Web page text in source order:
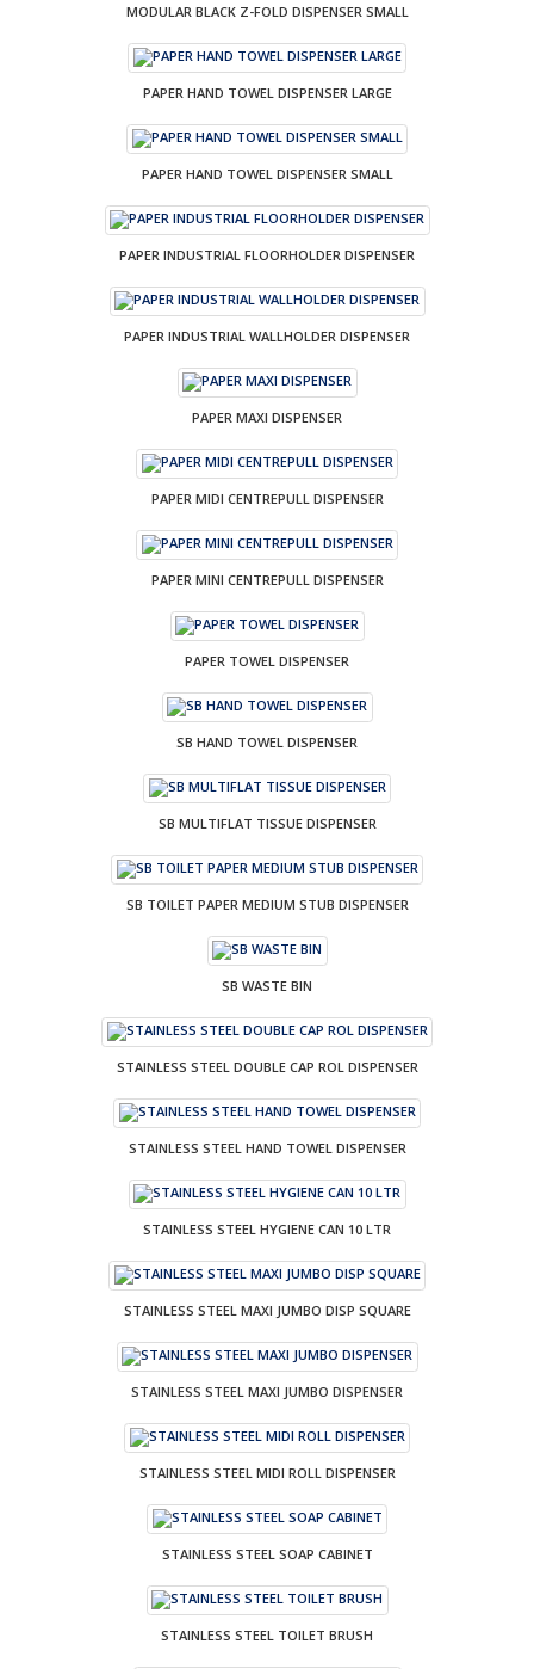
MODULAR BLACK Z-FOLD DISPENSER SMALL
PAPER HAND TOWEL DISPENSER LARGE
PAPER HAND TOWEL DISPENSER SMALL
PAPER INDUSTRIAL FLOORHOLDER DISPENSER
PAPER INDUSTRIAL WALLHOLDER DISPENSER
PAPER MAXI DISPENSER
PAPER MIDI CENTREPULL DISPENSER
PAPER MINI CENTREPULL DISPENSER
PAPER TOWEL DISPENSER
SB HAND TOWEL DISPENSER
SB MULTIFLAT TISSUE DISPENSER
SB TOILET PAPER MEDIUM STUB DISPENSER
SB WASTE BIN
STAINLESS STEEL DOUBLE CAP ROL DISPENSER
STAINLESS STEEL HAND TOWEL DISPENSER
STAINLESS STEEL HYGIENE CAN 10 LTR
STAINLESS STEEL MAXI JUMBO DISP SQUARE
STAINLESS STEEL MAXI JUMBO DISPENSER
STAINLESS STEEL MIDI ROLL DISPENSER
STAINLESS STEEL SOAP CABINET
STAINLESS STEEL TOILET BRUSH